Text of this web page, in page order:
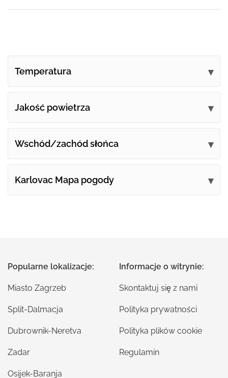
Temperatura
Jakość powietrza
Wschód/zachód słońca
Karlovac Mapa pogody
Popularne lokalizacje:
Miasto Zagrzeb
Split-Dalmacja
Dubrownik-Neretva
Zadar
Osijek-Baranja
Informacje o witrynie:
Skontaktuj się z nami
Polityka prywatności
Polityka plików cookie
Regulamin